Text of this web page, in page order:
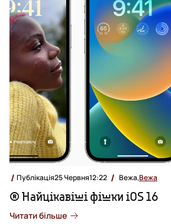
Публікація25 Червня12:22 Вежа,Вежа
® Найцікавіші фішки iOS 16
Читати більше